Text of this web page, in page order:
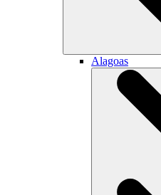
Alagoas